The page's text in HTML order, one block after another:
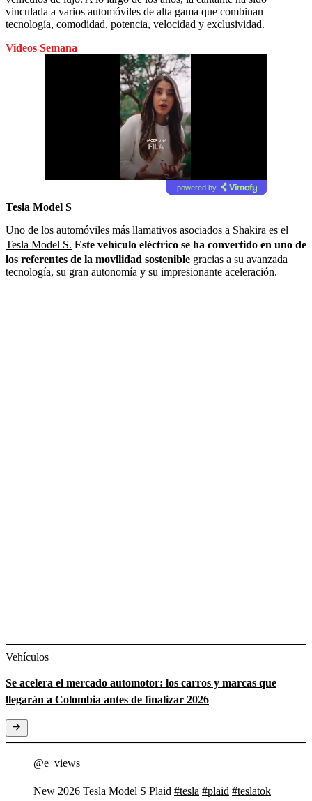
vinculada a varios automóviles de alta gama que combinan
tecnología, comodidad, potencia, velocidad y exclusividad.
Videos Semana
powered by
Tesla Model S
Uno de los automóviles más llamativos asociados a Shakira es el
Tesla Model S. Este vehículo eléctrico se ha convertido en uno de
los referentes de la movilidad sostenible gracias a su avanzada
tecnología, su gran autonomía y su impresionante aceleración.
Vehículos
Se acelera el mercado automotor: los carros y marcas que
llegarán a Colombia antes de finalizar 2026
@e_views
New 2026 Tesla Model S Plaid #tesla #plaid #teslatok